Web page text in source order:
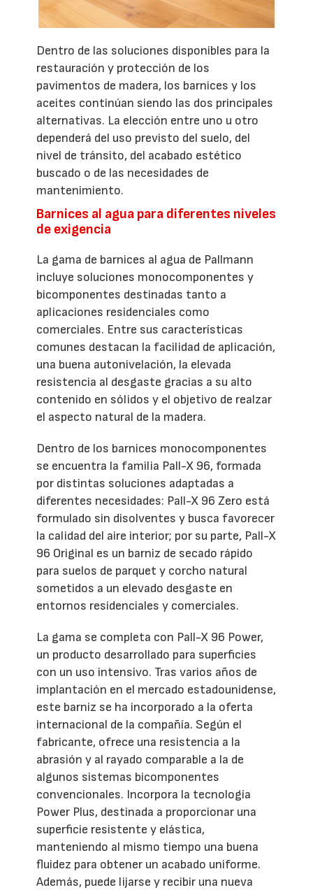
Dentro de las soluciones disponibles para la
restauración y protección de los
pavimentos de madera, los barnices y los
aceites continúan siendo las dos principales
alternativas. La elección entre uno u otro
dependerá del uso previsto del suelo, del
nivel de tránsito, del acabado estético
buscado o de las necesidades de
mantenimiento.
Barnices al agua para diferentes niveles
de exigencia
La gama de barnices al agua de Pallmann
incluye soluciones monocomponentes y
bicomponentes destinadas tanto a
aplicaciones residenciales como
comerciales. Entre sus características
comunes destacan la facilidad de aplicación,
una buena autonivelación, la elevada
resistencia al desgaste gracias a su alto
contenido en sólidos y el objetivo de realzar
el aspecto natural de la madera.
Dentro de los barnices monocomponentes
se encuentra la familia Pall-X 96, formada
por distintas soluciones adaptadas a
diferentes necesidades: Pall-X 96 Zero está
formulado sin disolventes y busca favorecer
la calidad del aire interior; por su parte, Pall-X
96 Original es un barniz de secado rápido
para suelos de parquet y corcho natural
sometidos a un elevado desgaste en
entornos residenciales y comerciales.
La gama se completa con Pall-X 96 Power,
un producto desarrollado para superficies
con un uso intensivo. Tras varios años de
implantación en el mercado estadounidense,
este barniz se ha incorporado a la oferta
internacional de la compañía. Según el
fabricante, ofrece una resistencia a la
abrasión y al rayado comparable a la de
algunos sistemas bicomponentes
convencionales. Incorpora la tecnología
Power Plus, destinada a proporcionar una
superficie resistente y elástica,
manteniendo al mismo tiempo una buena
fluidez para obtener un acabado uniforme.
Además, puede lijarse y recibir una nueva